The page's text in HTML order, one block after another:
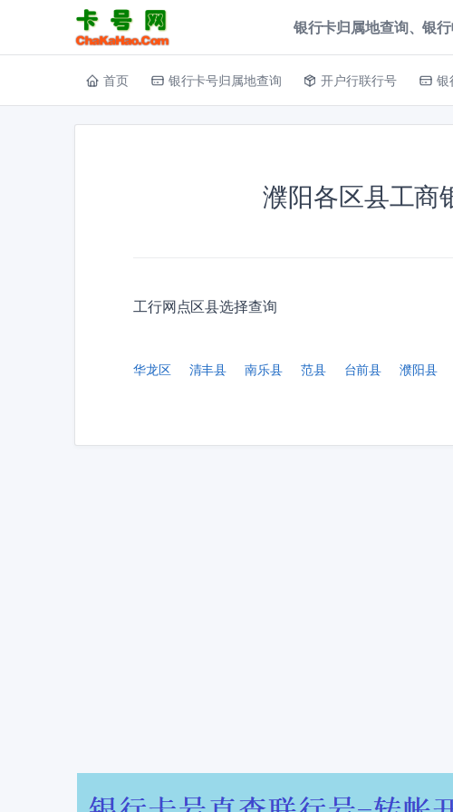
银行卡归属地查询、银
首页 银行卡号归属地查询 开户行联行号 银
濮阳各区县工商
工行网点区县选择查询
华龙区 清丰县 南乐县 范县 台前县 濮阳县